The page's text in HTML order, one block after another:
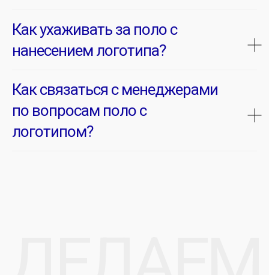
Как ухаживать за поло с
нанесением логотипа?
Как связаться с менеджерами
по вопросам поло с
логотипом?